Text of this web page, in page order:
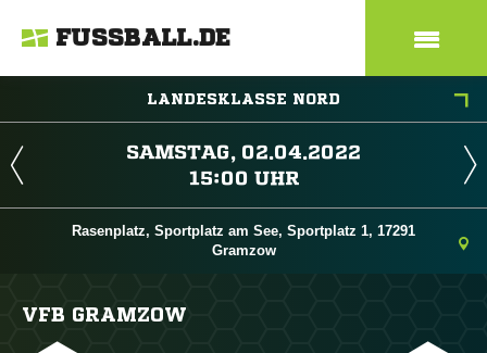
FUSSBALL.DE
LANDESKLASSE NORD
 
 
Rasenplatz, Sportplatz am See, Sportplatz 1, 17291
Gramzow
VFB GRAMZOW